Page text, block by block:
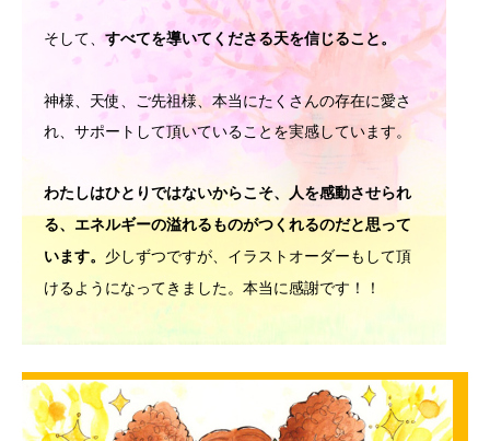
そして、すべてを導いてくださる天を信じること。
神様、天使、ご先祖様、本当にたくさんの存在に愛さ
れ、サポートして頂いていることを実感しています。
わたしはひとりではないからこそ、人を感動させられ
る、エネルギーの溢れるものがつくれるのだと思って
います。 少しずつですが、イラストオーダーもして頂
けるようになってきました。本当に感謝です！！